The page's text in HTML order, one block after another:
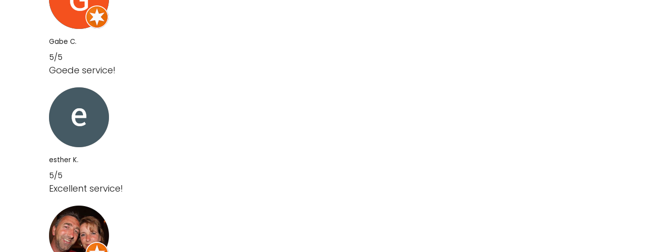
Gabe C.
5/5
Goede service!
esther K.
5/5
Excellent service!